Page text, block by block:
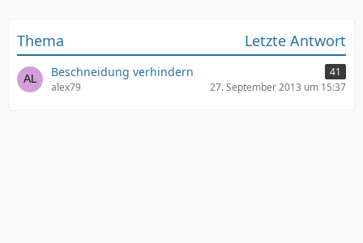
Thema Letzte Antwort
Beschneidung verhindern
41
alex79
27. September 2013 um 15:37